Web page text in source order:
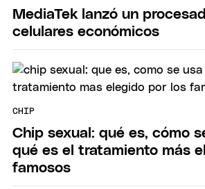
MediaTek lanzó un
celulares económicos
CHIP
Chip sexual: qué es, cómo
qué es el tratamiento más
famosos